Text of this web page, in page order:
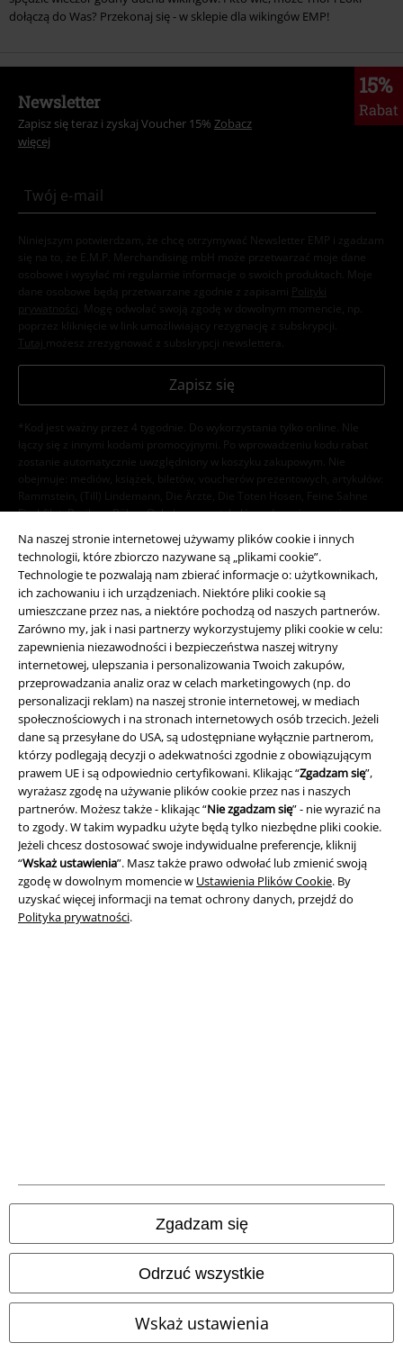
Na naszej stronie internetowej używamy plików cookie i innych
technologii, które zbiorczo nazywane są „plikami cookie”.
Technologie te pozwalają nam zbierać informacje o: użytkownikach,
ich zachowaniu i ich urządzeniach. Niektóre pliki cookie są
umieszczane przez nas, a niektóre pochodzą od naszych partnerów.
Zarówno my, jak i nasi partnerzy wykorzystujemy pliki cookie w celu:
zapewnienia niezawodności i bezpieczeństwa naszej witryny
internetowej, ulepszania i personalizowania Twoich zakupów,
przeprowadzania analiz oraz w celach marketingowych (np. do
personalizacji reklam) na naszej stronie internetowej, w mediach
społecznościowych i na stronach internetowych osób trzecich. Jeżeli
dane są przesyłane do USA, są udostępniane wyłącznie partnerom,
którzy podlegają decyzji o adekwatności zgodnie z obowiązującym
prawem UE i są odpowiednio certyfikowani. Klikając “Zgadzam się”,
wyrażasz zgodę na używanie plików cookie przez nas i naszych
partnerów. Możesz także - klikając “Nie zgadzam się” - nie wyrazić na
to zgody. W takim wypadku użyte będą tylko niezbędne pliki cookie.
Jeżeli chcesz dostosować swoje indywidualne preferencje, kliknij
“Wskaż ustawienia”. Masz także prawo odwołać lub zmienić swoją
zgodę w dowolnym momencie w Ustawienia Plików Cookie. By
uzyskać więcej informacji na temat ochrony danych, przejdź do
Polityka prywatności.
Zgadzam się
Odrzuć wszystkie
Wskaż ustawienia
dołączą do Was? Przekonaj się - w sklepie dla wikingów EMP!
15%
Rabat
Newsletter
Zapisz się teraz i zyskaj Voucher 15% Zobacz
więcej
Niniejszym potwierdzam, że chcę otrzymywać Newsletter EMP i zgadzam
się na to, że E.M.P. Merchandising mbH może przetwarzać moje dane
osobowe i wysyłać mi regularnie informacje o swoich produktach. Moje
dane osobowe będą przetwarzane zgodnie z zapisami
Polityki
prywatności . Mogę odwołać swoją zgodę w dowolnym momencie, np.
poprzez kliknięcie w link umożliwiający rezygnację z subskrypcji.
Tutaj możesz zrezygnować z subskrypcji newslettera.
Zapisz się
*Kod jest ważny przez 4 tygodnie. Do wykorzystania tylko online. NIe
łączy się z innymi kodami promocyjnymi. Po wprowadzeniu kodu rabat
zostanie automatycznie uwzględniony w koszyku zakupowym. Nie
obejmuje: mediów, książek, biletów, voucherów prezentowych, artykułów:
Fischfilet, Broilers, Böhse Onkelz oraz artykułów z donacją w cenie.
Nasze Centrum Obsługi Klienta jest do Twojej
dyspozycji
Jesteśmy dostępni ponownie jutro od 09:00 do 17:00.
Więcej
informacji
Rozpocznij rozmowę
Obsługa Klienta
FAQ
Polityka Zwrotów
Vouchery EMP